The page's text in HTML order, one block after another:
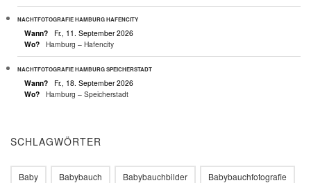
NACHTFOTOGRAFIE HAMBURG HAFENCITY
Wann?
Fr., 11. September 2026
Wo?
Hamburg – Hafencity
NACHTFOTOGRAFIE HAMBURG SPEICHERSTADT
Wann?
Fr., 18. September 2026
Wo?
Hamburg – Speicherstadt
SCHLAGWÖRTER
Baby Babybauch Babybauchbilder Babybauchfotografie